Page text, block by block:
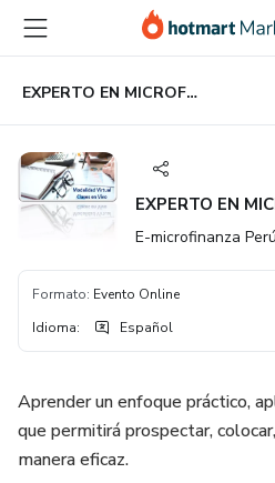
principal
página
de
página
EXPERTO EN MICROFINANZAS
EXPERTO EN
E-microfinanza Perú
Formato: Evento Online
Idioma: Español
Aprender un enfoque práctico,
que permitirá prospectar,
manera eficaz.